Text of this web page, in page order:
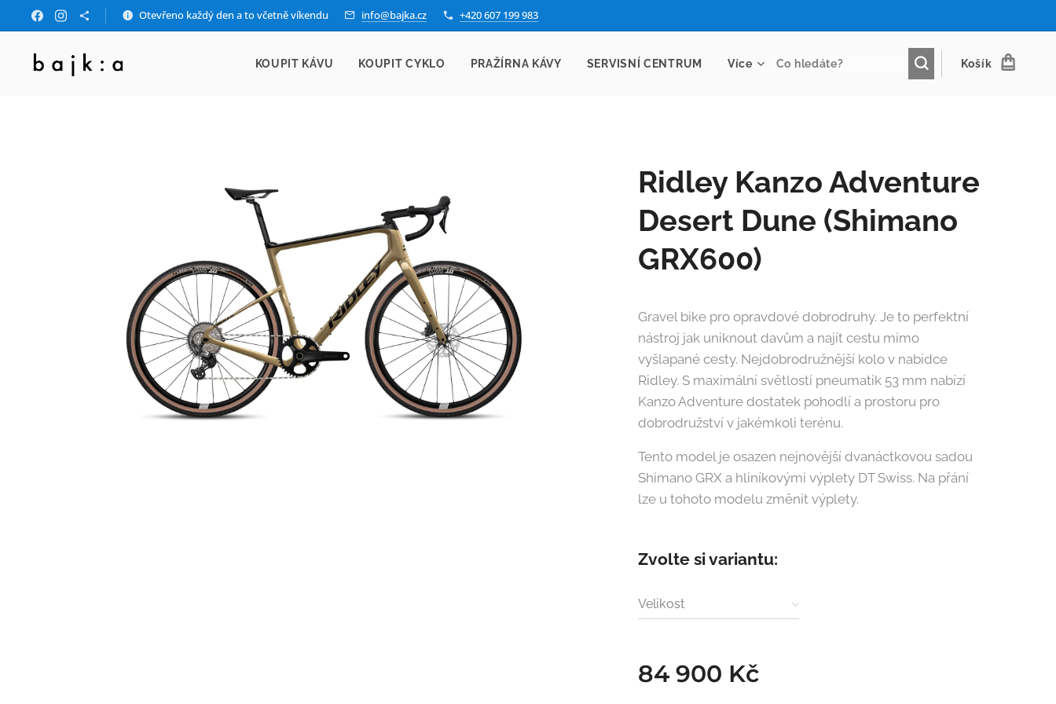
Otevřeno každý den a to včetně víkendu info@bajka.cz +420 607 199 983
KOUPIT KÁVU KOUPIT CYKLO PRAŽÍRNA KÁVY SERVISNÍ CENTRUM Více Košík
Ridley Kanzo Adventure
Desert Dune (Shimano
GRX600)
Gravel bike pro opravdové dobrodruhy. Je to perfektní
nástroj jak uniknout davům a najít cestu mimo
vyšlapané cesty. Nejdobrodružnější kolo v nabídce
Ridley. S maximální světlostí pneumatik 53 mm nabízí
Kanzo Adventure dostatek pohodlí a prostoru pro
dobrodružství v jakémkoli terénu.
Tento model je osazen nejnovější dvanáctkovou sadou
Shimano GRX a hliníkovými výplety DT Swiss. Na přání
lze u tohoto modelu změnit výplety.
Zvolte si variantu:
Velikost
84 900 Kč